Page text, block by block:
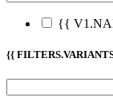
{{
{{